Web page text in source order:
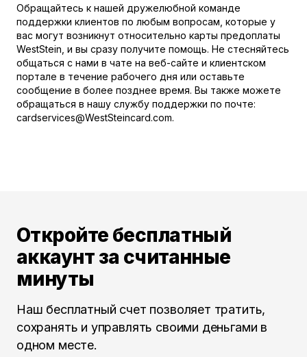
Обращайтесь к нашей дружелюбной команде
поддержки клиентов по любым вопросам, которые у
вас могут возникнут относительно карты предоплаты
WestStein, и вы сразу получите помощь. Не стесняйтесь
общаться с нами в чате на веб-сайте и клиентском
портале в течение рабочего дня или оставьте
сообщение в более позднее время. Вы также можете
обращаться в нашу службу поддержки по почте:
cardservices@WestSteincard.com.
Откройте бесплатный
аккаунт за считанные
минуты
Наш бесплатный счет позволяет тратить,
сохранять и управлять своими деньгами в
одном месте.